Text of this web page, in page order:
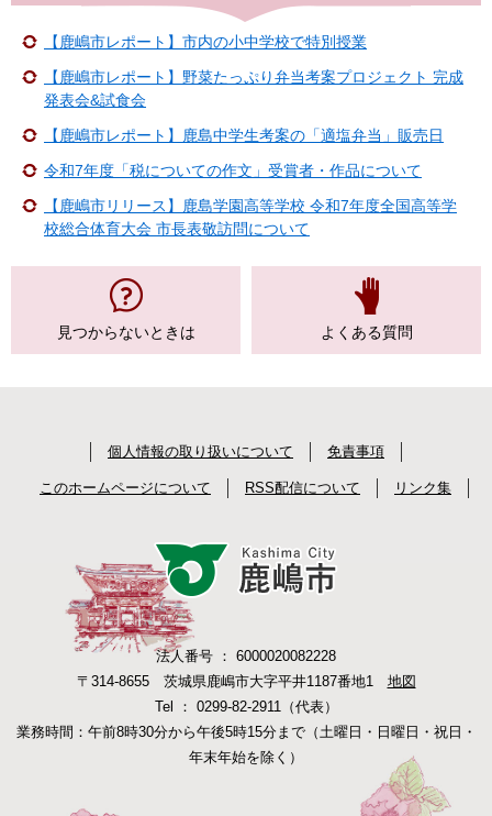
【鹿嶋市レポート】市内の小中学校で特別授業
【鹿嶋市レポート】野菜たっぷり弁当考案プロジェクト 完成
発表会&試食会
【鹿嶋市レポート】鹿島中学生考案の「適塩弁当」販売日
令和7年度「税についての作文」受賞者・作品について
【鹿嶋市リリース】鹿島学園高等学校 令和7年度全国高等学
校総合体育大会 市長表敬訪問について
見つからないときは よくある質問
個人情報の取り扱いについて 免責事項
このホームページについて RSS配信について リンク集
法人番号 ： 6000020082228
〒314-8655 茨城県鹿嶋市大字平井1187番地1 地図
Tel ： 0299-82-2911（代表）
業務時間：午前8時30分から午後5時15分まで（土曜日・日曜日・祝日・
年末年始を除く）